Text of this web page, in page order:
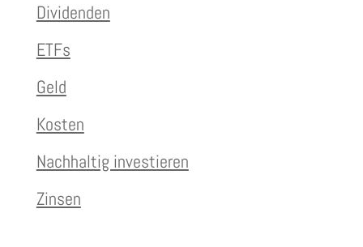
Dividenden
ETFs
Geld
Kosten
Nachhaltig investieren
Zinsen